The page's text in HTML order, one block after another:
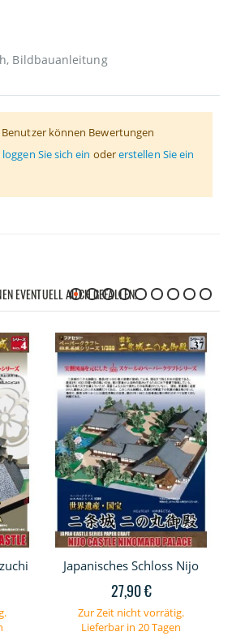
Bildbauanleitung
können Bewertungen
loggen Sie sich ein odererstellen Sie ein
EVENTUELL AUCH GEFALLEN!
Japanisches Schloss Nijo
27,90 €
Zur Zeit nicht vorrätig.
Lieferbar in 20 Tagen